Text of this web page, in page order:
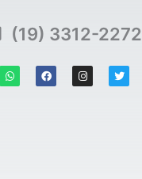
(19) 3312-2272
W
h
a
F
a
c
I
n
s
T
w
i